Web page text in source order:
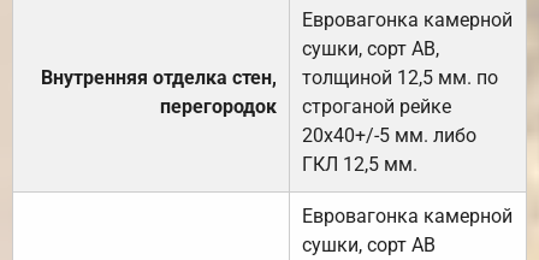
Внутренняя отделка стен,
перегородок
Евровагонка камерной
сушки, сорт АВ,
толщиной 12,5 мм. по
строганой рейке
20х40+/-5 мм. либо
ГКЛ 12,5 мм.
Евровагонка камерной
сушки, сорт АВ